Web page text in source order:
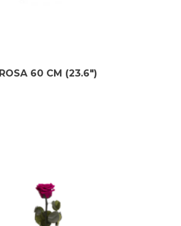
ROSA 60 CM (23.6″)